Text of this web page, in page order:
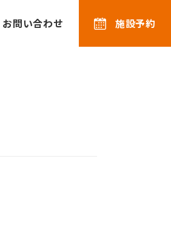
お問い合わせ 施設予約